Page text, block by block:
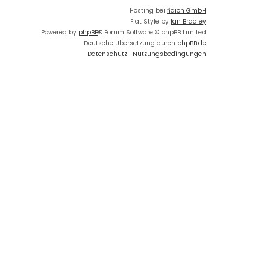
Hosting bei fidion GmbH
Flat Style by Ian Bradley
Powered by phpBB® Forum Software © phpBB Limited
Deutsche Übersetzung durch phpBB.de
Datenschutz | Nutzungsbedingungen